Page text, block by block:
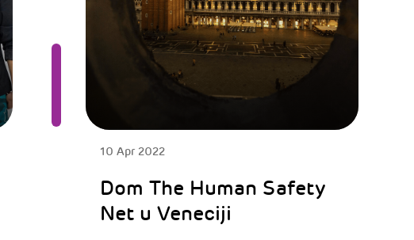
10 Apr 2022
Dom The Human Safety
Net u Veneciji